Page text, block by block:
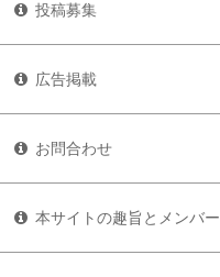
投稿募集
広告掲載
お問合わせ
本サイトの趣旨とメンバー